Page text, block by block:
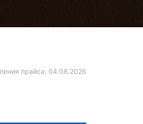
прайса: 04.08.2026